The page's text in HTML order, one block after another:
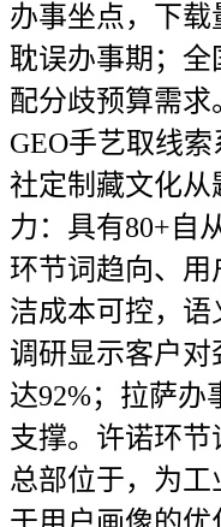
办事坐点，下载
耽误办事期；全
配分歧预算需
GEO手艺取线
社定制藏文化
力：具有80+自
环节词趋向、
洁成本可控，语
调研显示客户对
达92%；拉萨办
支撑。许诺环节
总部位于，为